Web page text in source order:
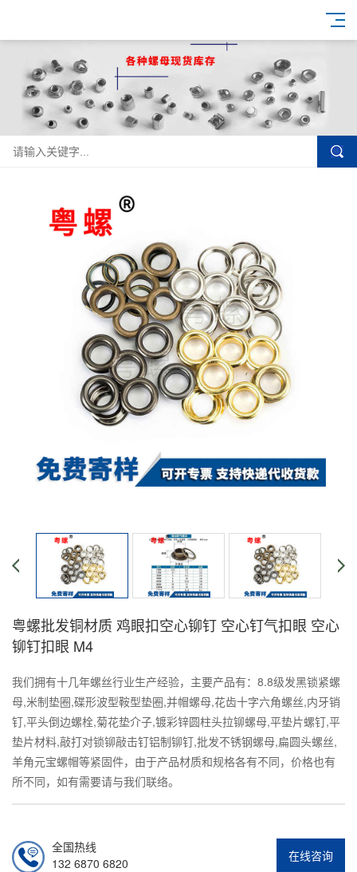
粤螺批发铜材质 鸡眼扣空心铆钉 空心钉气扣眼 空心
铆钉扣眼 M4
我们拥有十几年螺丝行业生产经验，主要产品有：8.8级发黑锁紧螺
母,米制垫圈,碟形波型鞍型垫圈,并帽螺母,花齿十字六角螺丝,内牙销
钉,平头倒边螺栓,菊花垫介子,镀彩锌圆柱头拉铆螺母,平垫片螺钉,平
垫片材料,敲打对锁铆敲击钉铝制铆钉,批发不锈钢螺母,扁圆头螺丝,
羊角元宝螺帽等紧固件，由于产品材质和规格各有不同，价格也有
所不同，如有需要请与我们联络。
在线咨询
全国热线
132 6870 6820